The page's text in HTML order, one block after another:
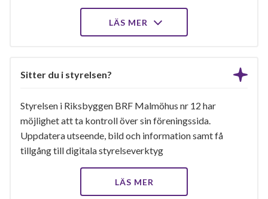
LÄS MER
Sitter du i styrelsen?
Styrelsen i Riksbyggen BRF Malmöhus nr 12 har
möjlighet att ta kontroll över sin föreningssida.
Uppdatera utseende, bild och information samt få
tillgång till digitala styrelseverktyg
LÄS MER